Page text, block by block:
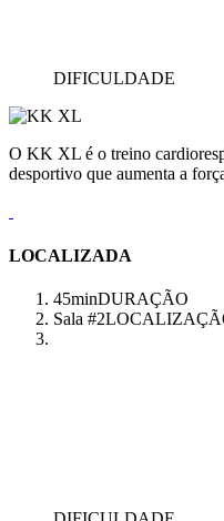
DIFICULDADE
O KK XL é o treino
desportivo que aumenta a
LOCALIZADA
45minDURAÇÃO
Sala #2